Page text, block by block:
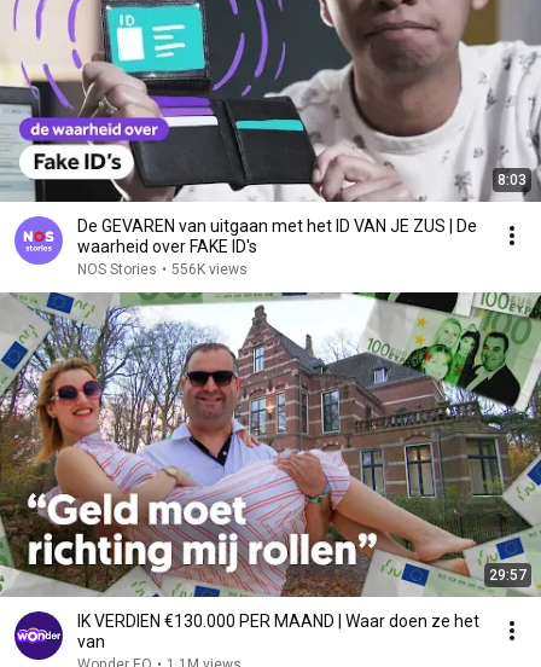
8:03
De GEVAREN van uitgaan met het ID VAN JE ZUS | De
waarheid over FAKE ID's
NOS Stories • 556K views
29:57
IK VERDIEN €130.000 PER MAAND | Waar doen ze het
van